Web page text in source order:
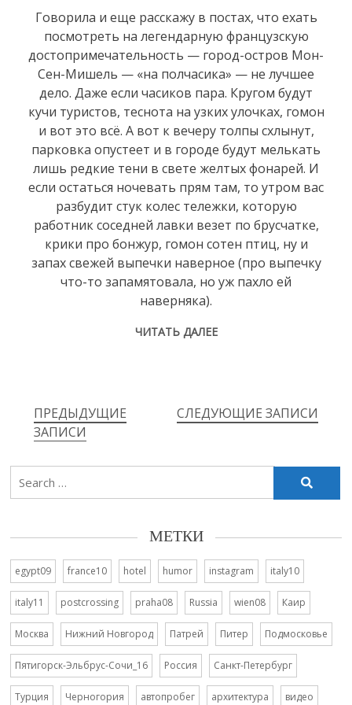
Говорила и еще расскажу в постах, что ехать
посмотреть на легендарную французскую
достопримечательность — город-остров Мон-
Сен-Мишель — «на полчасика» — не лучшее
дело. Даже если часиков пара. Кругом будут
кучи туристов, теснота на узких улочках, гомон
и вот это всё. А вот к вечеру толпы схлынут,
парковка опустеет и в городе будут мелькать
лишь редкие тени в свете желтых фонарей. И
если остаться ночевать прям там, то утром вас
разбудит стук колес тележки, которую
работник соседней лавки везет по брусчатке,
крики про бонжур, гомон сотен птиц, ну и
запах свежей выпечки наверное (про выпечку
что-то запамятовала, но уж пахло ей
наверняка).
ЧИТАТЬ ДАЛЕЕ
Навигация
по
записям
ПРЕДЫДУЩИЕ
ЗАПИСИ
СЛЕДУЮЩИЕ ЗАПИСИ
Search
МЕТКИ
egypt09 france10 hotel humor instagram italy10
italy11 postcrossing praha08 Russia wien08 Каир
Москва Нижний Новгород Патрей Питер Подмосковье
Пятигорск-Эльбрус-Сочи_16 Россия Санкт-Петербург
Турция Черногория автопробег архитектура видео